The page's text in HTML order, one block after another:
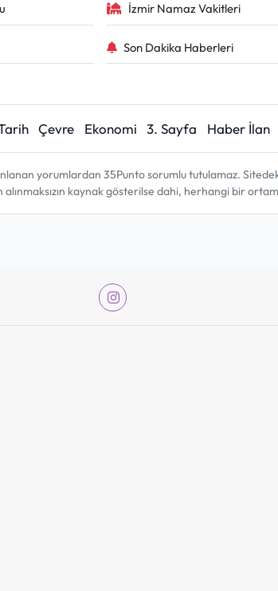
İzmir Namaz Vakitleri
Son Dakika Haberleri
Çevre Ekonomi 3. Sayfa Haber İlan
yorumlardan 35Punto sorumlu tutulamaz.
kaynak gösterilse dahi, herhangi bir